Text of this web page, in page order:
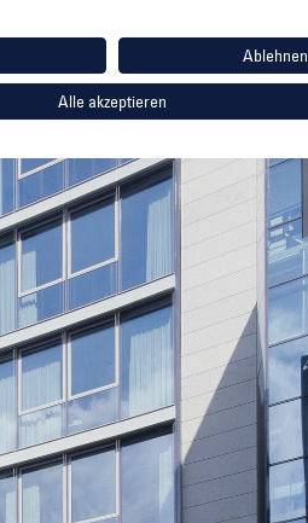
INVESTOR LOGIN
MOMENI GROUP FOUNDATION
Ablehnen
Alle akzeptieren